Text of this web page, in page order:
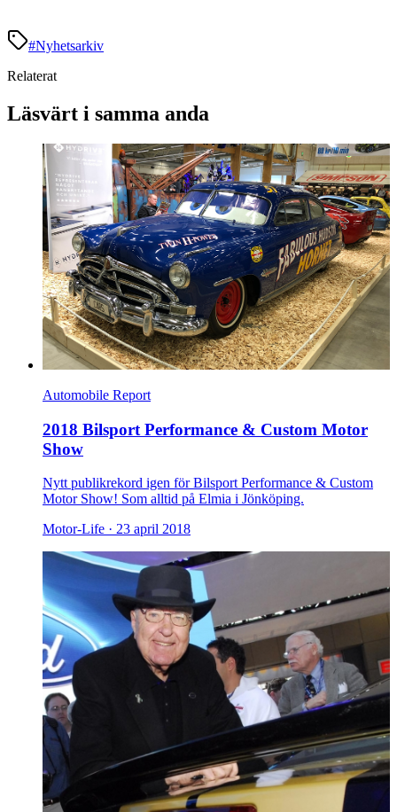
#Nyhetsarkiv
Relaterat
Läsvärt i samma anda
Automobile Report
2018 Bilsport Performance & Custom Motor
Show
Nytt publikrekord igen för Bilsport Performance & Custom
Motor Show! Som alltid på Elmia i Jönköping.
Motor-Life · 23 april 2018